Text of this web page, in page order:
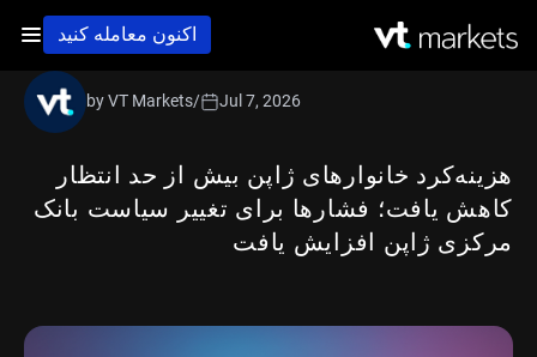
اکنون معامله کنید
هزینه‌کرد خانوارهای ژاپن بیش از حد انتظار
کاهش یافت؛ فشارها برای تغییر سیاست بانک
مرکزی ژاپن افزایش یافت
by VT Markets/ Jul 7, 2026